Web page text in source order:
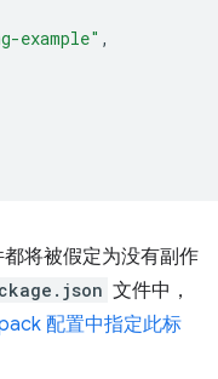
example" ,
将被假定为没有副作
文件中，
配置中指定此标